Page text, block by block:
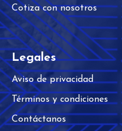
Cotiza con nosotros
Legales
Aviso de privacidad
Términos y condiciones
Contáctanos